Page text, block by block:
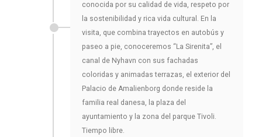
conocida por su calidad de vida, respeto por
la sostenibilidad y rica vida cultural. En la
visita, que combina trayectos en autobús y
paseo a pie, conoceremos “La Sirenita”, el
canal de Nyhavn con sus fachadas
coloridas y animadas terrazas, el exterior del
Palacio de Amalienborg donde reside la
familia real danesa, la plaza del
ayuntamiento y la zona del parque Tivoli.
Tiempo libre.